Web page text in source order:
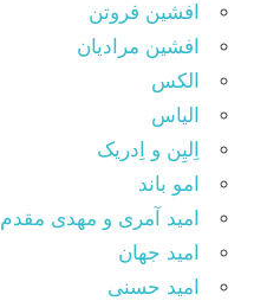
افشین فروتن
افشین مرادیان
الکس
الیاس
اِلیِن و اِدریک
امو باند
امید آمری و مهدی مقدم
امید جهان
امید حسنی